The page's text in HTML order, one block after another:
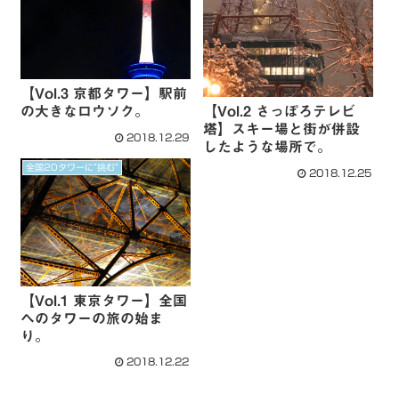
【Vol.3 京都タワー】駅前
の大きなロウソク。
2018.12.29
【Vol.2 さっぽろテレビ
塔】スキー場と街が併設
したような場所で。
2018.12.25
全国20タワーに”挑む”
【Vol.1 東京タワー】全国
へのタワーの旅の始ま
り。
2018.12.22